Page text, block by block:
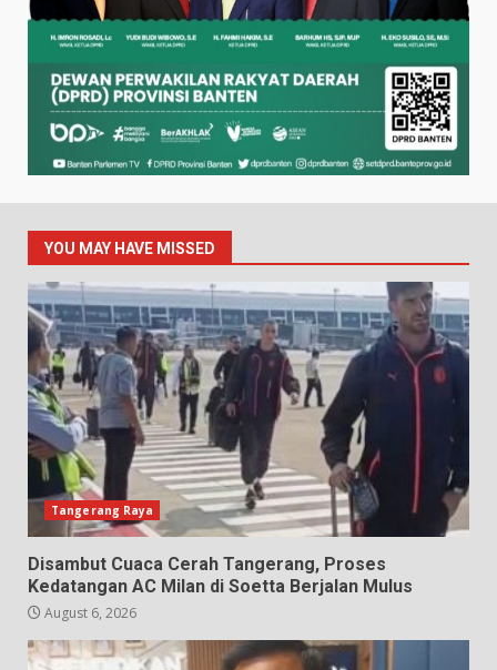
YOU MAY HAVE MISSED
Tangerang Raya
Disambut Cuaca Cerah Tangerang, Proses
Kedatangan AC Milan di Soetta Berjalan Mulus
August 6, 2026